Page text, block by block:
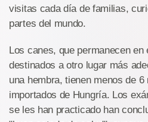
visitas cada día de familias,
partes del mundo.
Los canes, que permanecen
destinados a otro lugar más
una hembra, tienen menos de
importados de Hungría. Los
se les han practicado han